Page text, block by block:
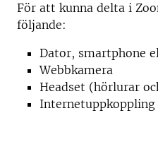
För att kunna delta i
följande:
Dator, smartphone
Webbkamera
Headset (hörlurar
Internetuppkoppling